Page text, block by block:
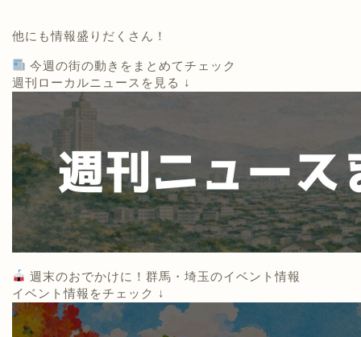
他にも情報盛りだくさん！
今週の街の動きをまとめてチェック
週刊ローカルニュースを見る ↓
週末のおでかけに！群馬・埼玉のイベント情報
イベント情報をチェック ↓